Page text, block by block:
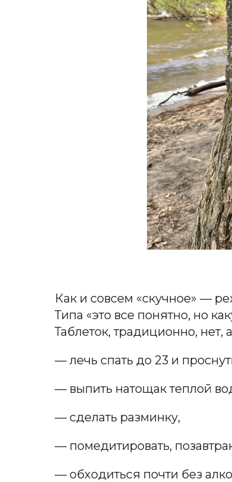
Как и совсем «скучное» —
Типа «это все понятно, но
Таблеток, традиционно, нет,
— лечь спать до 23 и
— выпить натощак теплой
— сделать разминку,
— помедитировать,
— обходиться почти без